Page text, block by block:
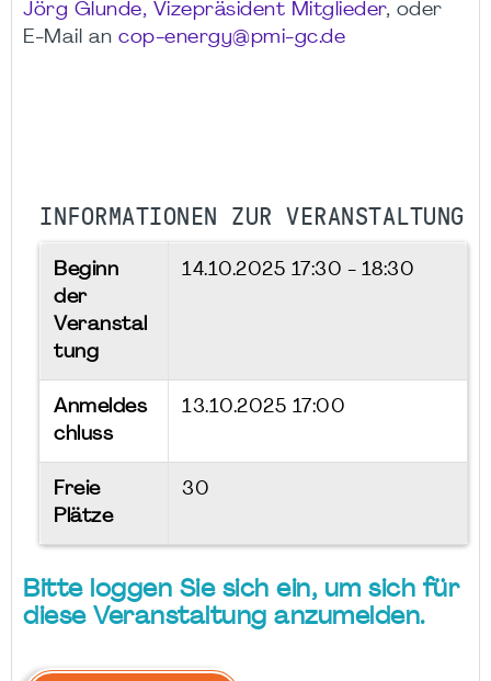
Jörg Glunde, Vizepräsident Mitglieder, oder
E-Mail an cop-energy@pmi-gc.de
INFORMATIONEN ZUR VERANSTALTUNG
Beginn
der
Veranstal
tung
14.10.2025 17:30 - 18:30
Anmeldes
chluss
13.10.2025 17:00
Freie
Plätze
30
Bitte loggen Sie sich ein, um sich für
diese Veranstaltung anzumelden.